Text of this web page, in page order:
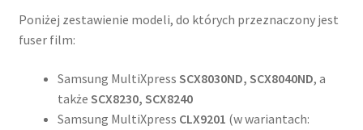
Poniżej zestawienie modeli, do których przeznaczony jest
fuser film:
Samsung MultiXpress SCX8030ND, SCX8040ND, a
także SCX8230, SCX8240
Samsung MultiXpress CLX9201 (w wariantach: